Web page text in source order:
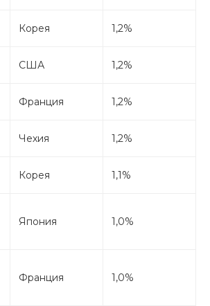
Корея 1,2%
США 1,2%
Франция 1,2%
Чехия 1,2%
Корея 1,1%
Япония 1,0%
Франция 1,0%